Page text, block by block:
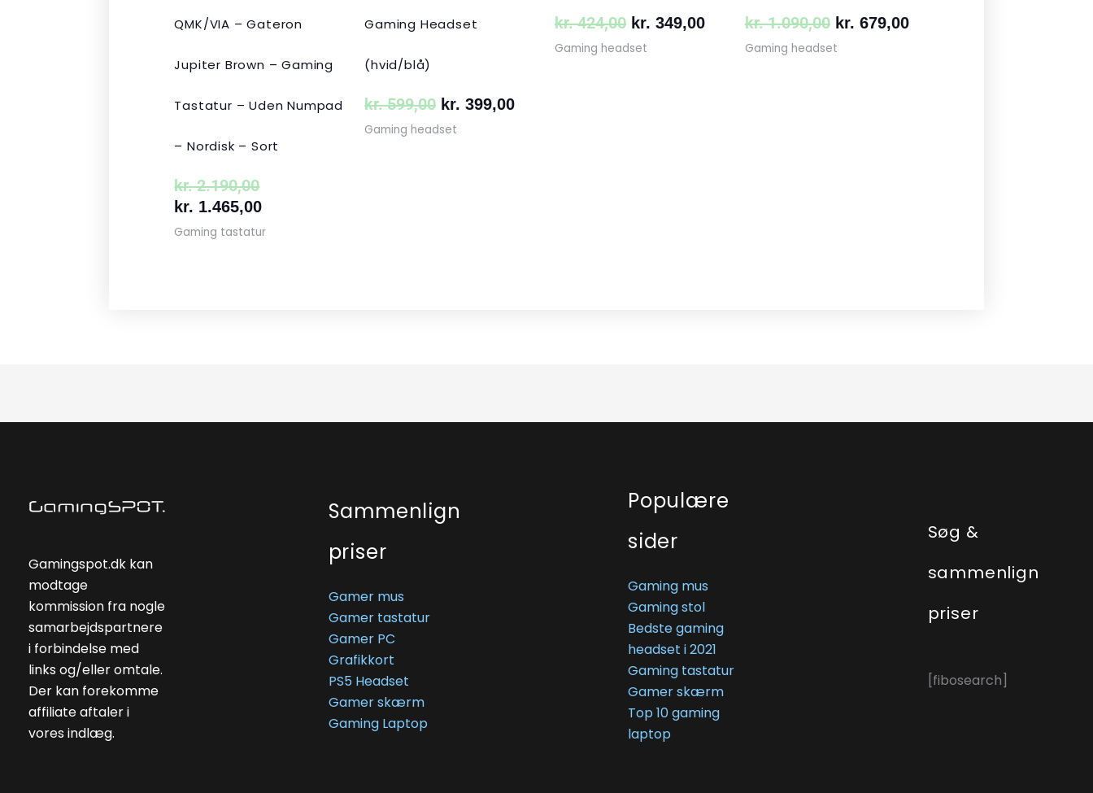
QMK/VIA – Gateron
Jupiter Brown – Gaming
Tastatur – Uden Numpad
– Nordisk – Sort
kr.2.190,00
kr. 1.465,00
Gaming tastatur
Gaming Headset
(hvid/blå)
kr.599,00 kr. 399,00
Gaming headset
kr.424,00 kr. 349,00
Gaming headset
kr.1.090,00 kr. 679,00
Gaming headset
Gamingspot.dk kan
modtage
kommission fra nogle
samarbejdspartnere
i forbindelse med
links og/eller omtale.
Der kan forekomme
affiliate aftaler i
vores indlæg.
Sammenlign
priser
Gamer mus
Gamer tastatur
Gamer PC
Grafikkort
PS5 Headset
Gamer skærm
Gaming Laptop
Populære
sider
Gaming mus
Gaming stol
Bedste gaming
headset i 2021
Gaming tastatur
Gamer skærm
Top 10 gaming
laptop
Søg &
sammenlign
priser
[fibosearch]